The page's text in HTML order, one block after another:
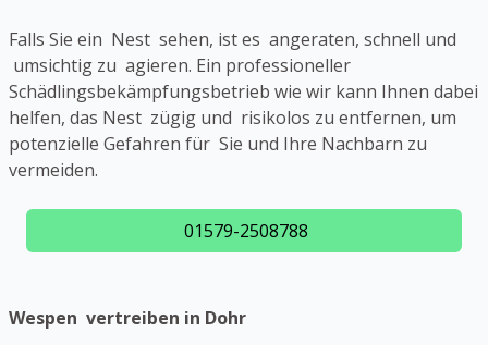
Falls Sie ein Nest sehen, ist es angeraten, schnell und
umsichtig zu agieren. Ein professioneller
Schädlingsbekämpfungsbetrieb wie wir kann Ihnen dabei
helfen, das Nest zügig und risikolos zu entfernen, um
potenzielle Gefahren für Sie und Ihre Nachbarn zu
vermeiden.
01579-2508788
Wespen vertreiben in Dohr